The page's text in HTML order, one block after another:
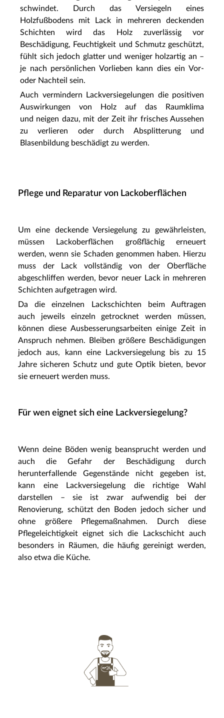
schwindet. Durch das Versiegeln eines
Holzfußbodens mit Lack in mehreren deckenden
Schichten wird das Holz zuverlässig vor
Beschädigung, Feuchtigkeit und Schmutz geschützt,
fühlt sich jedoch glatter und weniger holzartig an –
je nach persönlichen Vorlieben kann dies ein Vor-
oder Nachteil sein.
Auch vermindern Lackversiegelungen die positiven
Auswirkungen von Holz auf das Raumklima
und neigen dazu, mit der Zeit ihr frisches Aussehen
zu verlieren oder durch Absplitterung und
Blasenbildung beschädigt zu werden.
Pflege und Reparatur von Lackoberflächen
Um eine deckende Versiegelung zu gewährleisten,
müssen Lackoberflächen großflächig erneuert
werden, wenn sie Schaden genommen haben. Hierzu
muss der Lack vollständig von der Oberfläche
abgeschliffen werden, bevor neuer Lack in mehreren
Schichten aufgetragen wird.
Da die einzelnen Lackschichten beim Auftragen
auch jeweils einzeln getrocknet werden müssen,
können diese Ausbesserungsarbeiten einige Zeit in
Anspruch nehmen. Bleiben größere Beschädigungen
jedoch aus, kann eine Lackversiegelung bis zu 15
Jahre sicheren Schutz und gute Optik bieten, bevor
sie erneuert werden muss.
Für wen eignet sich eine Lackversiegelung?
Wenn deine Böden wenig beansprucht werden und
auch die Gefahr der Beschädigung durch
herunterfallende Gegenstände nicht gegeben ist,
kann eine Lackversiegelung die richtige Wahl
darstellen – sie ist zwar aufwendig bei der
Renovierung, schützt den Boden jedoch sicher und
ohne größere Pflegemaßnahmen. Durch diese
Pflegeleichtigkeit eignet sich die Lackschicht auch
besonders in Räumen, die häufig gereinigt werden,
also etwa die Küche.